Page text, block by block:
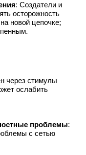
токенов
BTR
: Создатели и
осторожность
новой цепочке;
через стимулы
ослабить
проблемы:
с сетью